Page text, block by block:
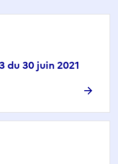
du 30 juin 2021